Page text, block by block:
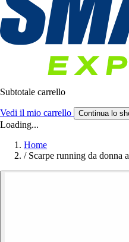
Subtotale carrello
Vedi il mio carrello Continua lo
Loading...
Home
/ Scarpe running da donna